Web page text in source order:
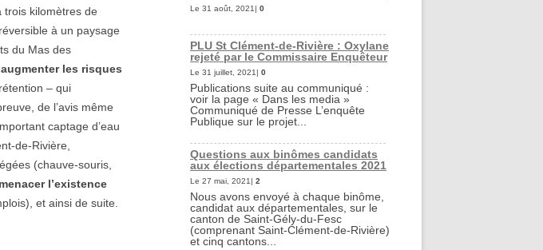
kilomètres de
à un paysage
du Mas des
augmenter les risques
– qui
de l’avis même
captage d’eau
de-Rivière,
(chauve-souris,
menacer l’existence
et ainsi de suite.
Le 31 août, 2021| 0
PLU St Clément-de-Rivière : Oxylane
rejeté par le Commissaire Enquêteur
Le 31 juillet, 2021| 0
Publications suite au communiqué :
voir la page « Dans les media »
Communiqué de Presse L’enquête
Publique sur le projet...
Questions aux binômes candidats
aux élections départementales 2021
Le 27 mai, 2021| 2
Nous avons envoyé à chaque binôme,
candidat aux départementales, sur le
canton de Saint-Gély-du-Fesc
(comprenant Saint-Clément-de-Rivière)
et cinq cantons...